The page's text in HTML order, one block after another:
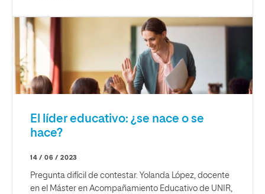
El líder educativo: ¿se nace o se
hace?
14 / 06 / 2023
Pregunta difícil de contestar. Yolanda López, docente
en el Máster en Acompañamiento Educativo de UNIR,